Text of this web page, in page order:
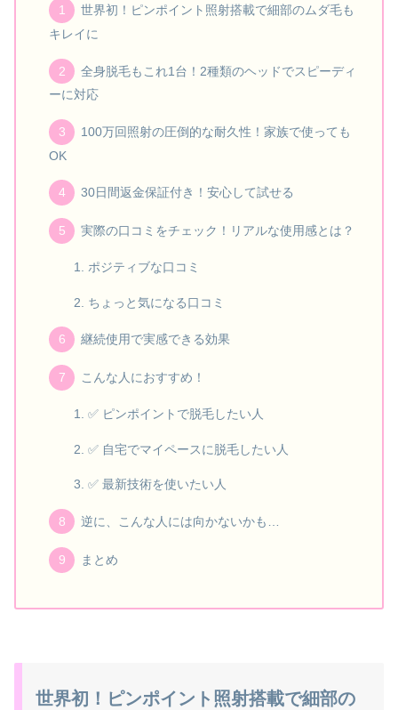
世界初！ピンポイント照射搭載で細部のムダ毛も
キレイに
全身脱毛もこれ1台！2種類のヘッドでスピーディ
ーに対応
100万回照射の圧倒的な耐久性！家族で使っても
OK
30日間返金保証付き！安心して試せる
実際の口コミをチェック！リアルな使用感とは？
ポジティブな口コミ
ちょっと気になる口コミ
継続使用で実感できる効果
こんな人におすすめ！
✅ ピンポイントで脱毛したい人
✅ 自宅でマイペースに脱毛したい人
✅ 最新技術を使いたい人
逆に、こんな人には向かないかも…
まとめ
世界初！ピンポイント照射搭載で細部の